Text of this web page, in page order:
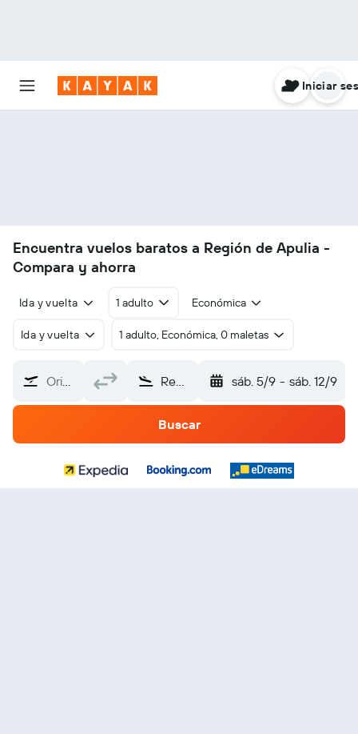
Iniciar
Encuentra vuelos baratos a Región de Apulia -
Compara y ahorra
Ida y vuelta 1 adulto Económica
Ida y vuelta 1 adulto, Económica, 0 maletas
Origen Región de Apulia sáb. 5/9 - sáb. 12/9
Buscar